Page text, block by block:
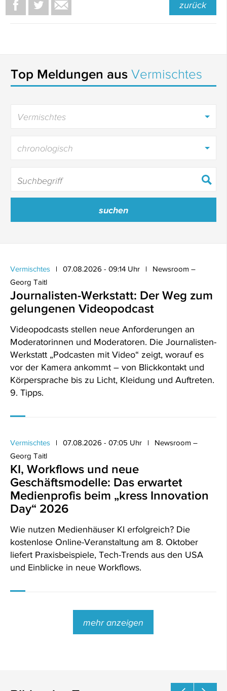
zurück
Top Meldungen aus Vermischtes
Vermischtes
chronologisch
Vermischtes 07.08.2026 - 09:14 Uhr
Newsroom –
Georg Taitl
Journalisten-Werkstatt: Der Weg zum
gelungenen Videopodcast
Videopodcasts stellen neue Anforderungen an
Moderatorinnen und Moderatoren. Die Journalisten-
Werkstatt „Podcasten mit Video“ zeigt, worauf es
vor der Kamera ankommt – von Blickkontakt und
Körpersprache bis zu Licht, Kleidung und Auftreten.
9. Tipps.
Vermischtes 07.08.2026 - 07:05 Uhr
Newsroom –
Georg Taitl
KI, Workflows und neue
Geschäftsmodelle: Das erwartet
Medienprofis beim „kress Innovation
Day“ 2026
Wie nutzen Medienhäuser KI erfolgreich? Die
kostenlose Online-Veranstaltung am 8. Oktober
liefert Praxisbeispiele, Tech-Trends aus den USA
und Einblicke in neue Workflows.
mehr anzeigen